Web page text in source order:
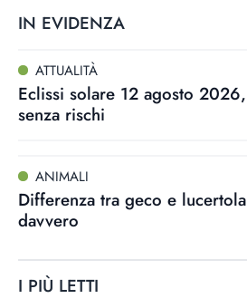
IN EVIDENZA
ATTUALITÀ
Eclissi solare 12 agosto
senza rischi
ANIMALI
Differenza tra geco e
davvero
I PIÙ LETTI